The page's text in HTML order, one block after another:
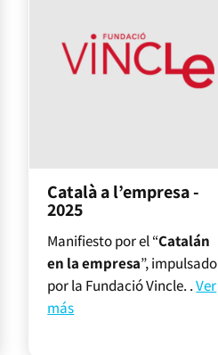
Català a l’empresa -
2025
Manifiesto por el “Catalán
en la empresa”, impulsado
por la Fundació Vincle..Ver
más